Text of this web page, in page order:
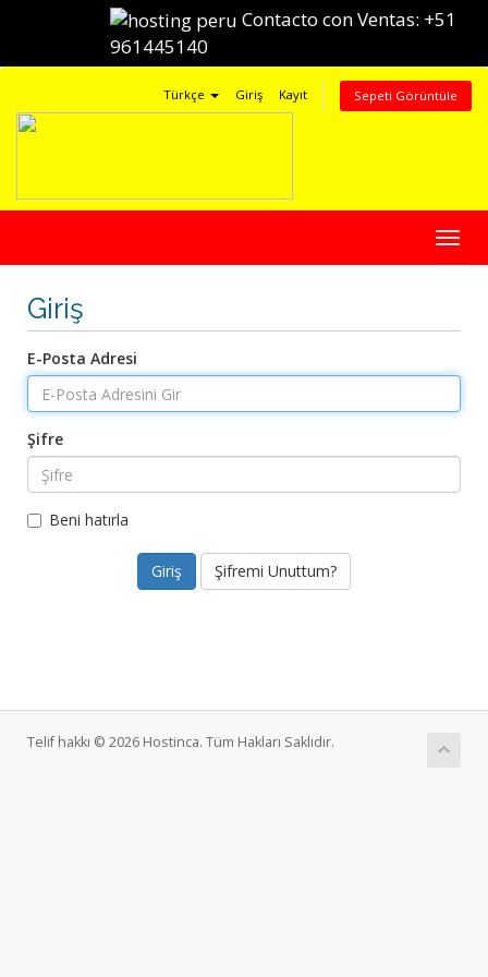
Contacto con Ventas: +51
961445140
Türkçe Giriş Kayıt Sepeti Görüntüle
Giriş
E-Posta Adresi
Şifre
Beni hatırla
Şifremi Unuttum?
Telif hakkı © 2026 Hostinca. Tüm Hakları Saklıdır.